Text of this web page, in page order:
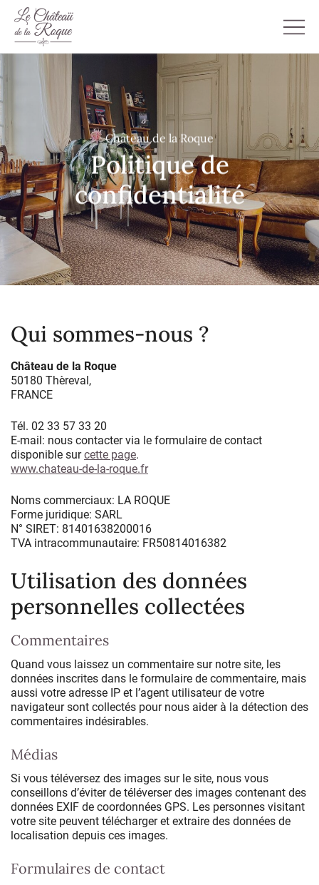
Château de la Roque
Politique de
confidentialité
Qui sommes-nous ?
Château de la Roque
50180 Thèreval,
FRANCE
Tél. 02 33 57 33 20
E-mail: nous contacter via le formulaire de contact
disponible surcette page.
www.chateau-de-la-roque.fr
Noms commerciaux: LA ROQUE
Forme juridique: SARL
N° SIRET: 81401638200016
TVA intracommunautaire: FR50814016382
Utilisation des données
personnelles collectées
Commentaires
Quand vous laissez un commentaire sur notre site, les
données inscrites dans le formulaire de commentaire, mais
aussi votre adresse IP et l’agent utilisateur de votre
navigateur sont collectés pour nous aider à la détection des
commentaires indésirables.
Médias
Si vous téléversez des images sur le site, nous vous
conseillons d’éviter de téléverser des images contenant des
données EXIF de coordonnées GPS. Les personnes visitant
votre site peuvent télécharger et extraire des données de
localisation depuis ces images.
Formulaires de contact